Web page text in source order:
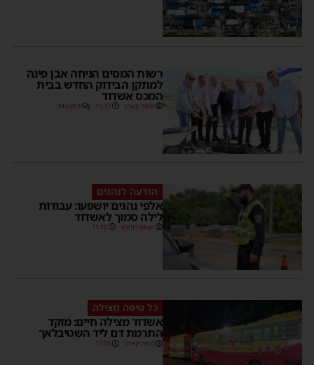
רשות המסים הניחה אבן פינה
למתקן הבידוק החדש בבית
המכס אשדוד
משה קאהן 15:37 1 תגובות
הודעה לנהגים
אלפי נהגים יושפעו: עבודות
לילה סמוך לאשדוד
מנחם דויטש 11:10
כל טיפה מצילה
אשדוד מצילה חיים: מוקד
התרמת דם ליד השטיבלאך
משה קאהן 11:05